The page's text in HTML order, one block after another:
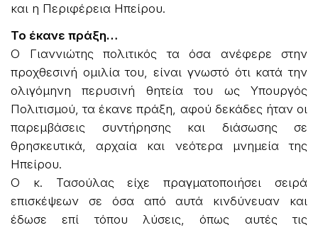
και η Περιφέρεια Ηπείρου.
Το έκανε πράξη…
Ο Γιαννιώτης πολιτικός τα όσα ανέφερε στην
προχθεσινή ομιλία του, είναι γνωστό ότι κατά την
ολιγόμηνη περυσινή θητεία του ως Υπουργός
Πολιτισμού, τα έκανε πράξη, αφού δεκάδες ήταν οι
παρεμβάσεις συντήρησης και διάσωσης σε
θρησκευτικά, αρχαία και νεότερα μνημεία της
Ηπείρου.
Ο κ. Τασούλας είχε πραγματοποιήσει σειρά
επισκέψεων σε όσα από αυτά κινδύνευαν και
έδωσε επί τόπου λύσεις, όπως αυτές τις